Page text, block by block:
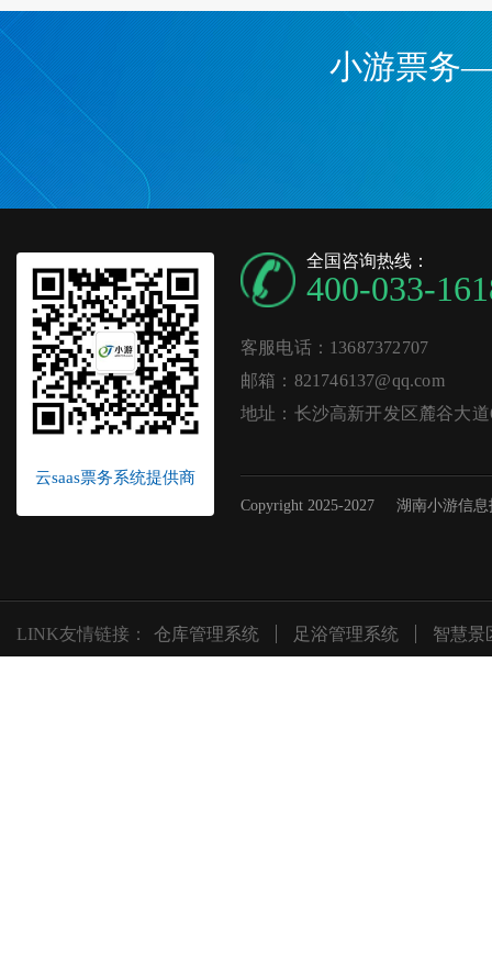
小游票务
云saas票务系统提供商
全国咨询热线：
400-033-
客服电话：13687372707
邮箱：821746137@qq.com
地址：长沙高新开发区麓谷大
Copyright 2025-2027 湖南小游信
LINK友情链接： 仓库管理系统 足浴管理系统 智慧景